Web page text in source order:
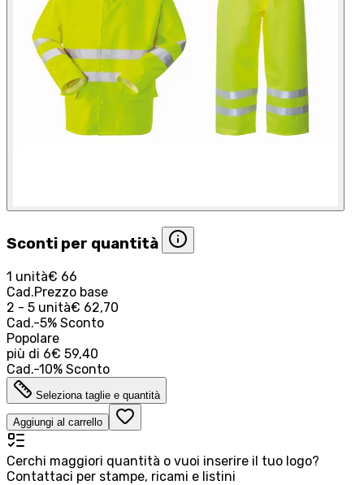
Sconti per quantità
1 unità€ 66
Cad.Prezzo base
2 - 5 unità€ 62,70
Cad.-5% Sconto
Popolare
più di 6€ 59,40
Cad.-10% Sconto
Seleziona taglie e quantità
Aggiungi al carrello
Cerchi maggiori quantità o vuoi inserire il tuo logo?
Contattaci per stampe, ricami e listini